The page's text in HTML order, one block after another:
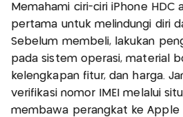
Memahami ciri-ciri iPhone HDC
pertama untuk melindungi diri
Sebelum membeli, lakukan
pada sistem operasi, material
kelengkapan fitur, dan harga.
verifikasi nomor IMEI melalui
membawa perangkat ke Apple